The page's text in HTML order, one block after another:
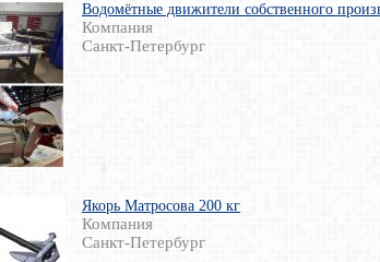
Водомётные движители собственного
Компания
Санкт-Петербург
Якорь Матросова 200 кг
Компания
Санкт-Петербург